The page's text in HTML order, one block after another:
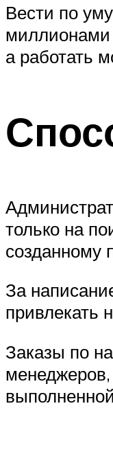
Вести по
миллионами
а работать
только на
созданному
За
привлекать
Заказы по
менеджеров,